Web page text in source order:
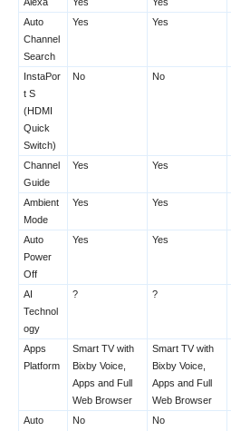
Auto
Channel
Search
Yes Yes
InstaPor
t S
(HDMI
Quick
Switch)
No No
Channel
Guide
Yes Yes
Ambient
Mode
Yes Yes
Auto
Power
Off
Yes Yes
AI
Technol
ogy
? ?
Apps
Platform
Smart TV with
Bixby Voice,
Apps and Full
Web Browser
Smart TV with
Bixby Voice,
Apps and Full
Web Browser
Auto
No No